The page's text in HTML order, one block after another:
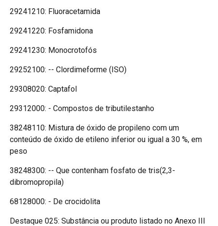
29241210: Fluoracetamida
29241220: Fosfamidona
29241230: Monocrotofós
29252100: -- Clordimeforme (ISO)
29308020: Captafol
29312000: - Compostos de tributilestanho
38248110: Mistura de óxido de propileno com um
conteúdo de óxido de etileno inferior ou igual a 30 %, em
peso
38248300: -- Que contenham fosfato de tris(2,3-
dibromopropila)
68128000: - De crocidolita
Destaque 025: Substância ou produto listado no Anexo III